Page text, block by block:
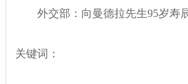
外交部：向曼德拉先生95岁寿
关键词：